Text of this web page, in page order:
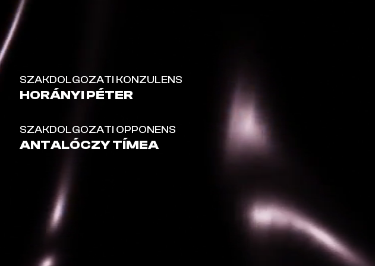
SZAKDOLGOZATI KONZULENS
HORÁNYI PÉTER
SZAKDOLGOZATI OPPONENS
ANTALÓCZY TÍMEA